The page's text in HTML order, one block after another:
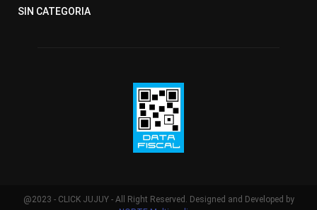
SIN CATEGORIA
@2023 - CLICK JUJUY - All Right Reserved. Designed and Developed by